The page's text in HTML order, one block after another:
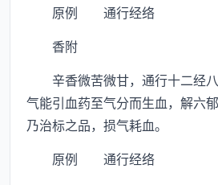
原例 通行经络
香附
辛香微苦微甘，通行十二经八
气能引血药至气分而生血，解六
乃治标之品，损气耗血。
原例 通行经络